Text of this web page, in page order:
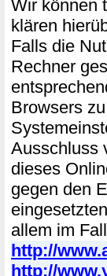
Wir können
klären
Falls die
Rechner
Browsers
Ausschluss
dieses
gegen den
allem im
http://
http://